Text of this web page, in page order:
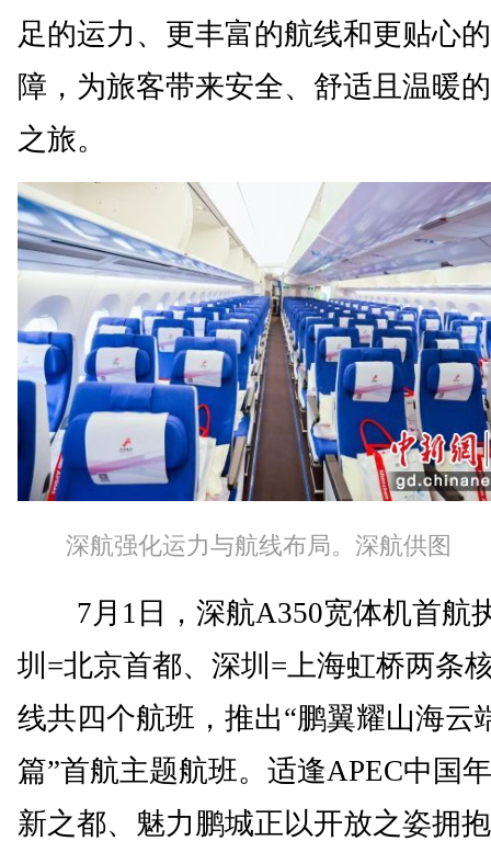
足的运力、更丰富的航线和更贴心
障，为旅客带来安全、舒适且温暖
之旅。
深航强化运力与航线布局。深航供图
7月1日，深航A350宽体机首航
圳=北京首都、深圳=上海虹桥两条
线共四个航班，推出“鹏翼耀山海云
篇”首航主题航班。适逢APEC中国
新之都、魅力鹏城正以开放之姿拥